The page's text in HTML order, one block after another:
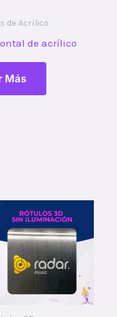
de Acrílico
de acrílico
Más